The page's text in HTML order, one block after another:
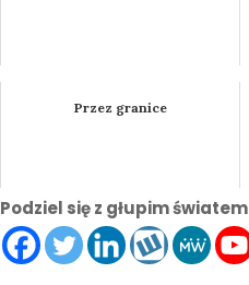
Przez granice
Podziel się z głupim światem